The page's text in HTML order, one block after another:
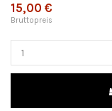
15,00 €
Bruttopreis